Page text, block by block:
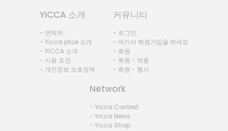
YICCA 소개
- 연락처
- Yicca prize 소개
- YICCA 소개
- 사용 조건
- 개인정보 보호정책
커뮤니티
- 로그인
- 여기서 회원가입을 하세요
- 회원
- 회원 - 작품
- 회원 - 행사
Network
- Yicca Contest
- Yicca News
- Yicca Shop